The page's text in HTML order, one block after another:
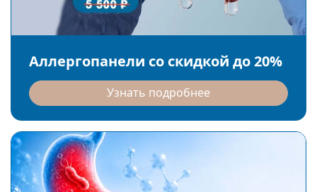
Аллергопанели со скидкой до 20%
Узнать подробнее